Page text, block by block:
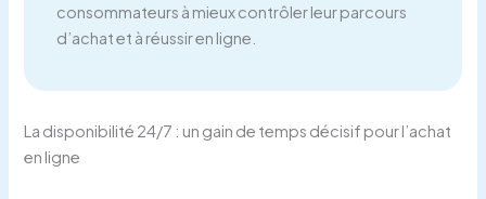
consommateurs à mieux contrôler leur parcours
d’achat et à réussir en ligne.
La disponibilité 24/7 : un gain de temps décisif pour l’achat
en ligne